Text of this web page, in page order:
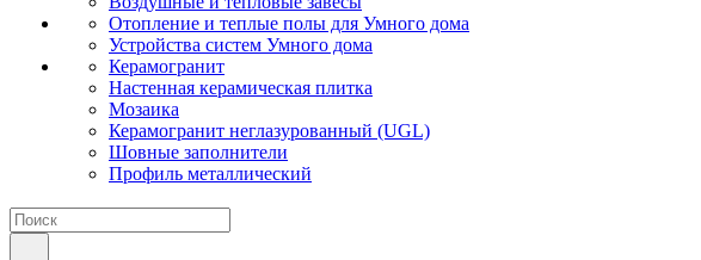
Отопление и теплые полы для Умного дома
Устройства систем Умного дома
Керамогранит
Настенная керамическая плитка
Мозаика
Керамогранит неглазурованный (UGL)
Шовные заполнители
Профиль металлический